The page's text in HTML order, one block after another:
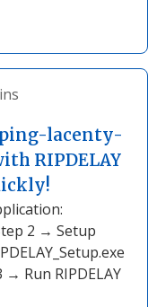
lacenty-
RIPDELAY
2 → Setup
Run RIPDELAY